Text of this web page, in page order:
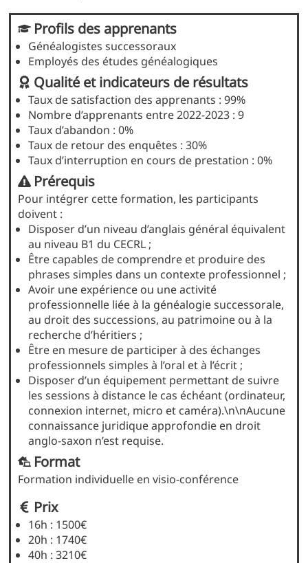
Profils des apprenants
Généalogistes successoraux
Employés des études généalogiques
Qualité et indicateurs de résultats
Taux de satisfaction des apprenants : 99%
Nombre d’apprenants entre 2022-2023 : 9
Taux d’abandon : 0%
Taux de retour des enquêtes : 30%
Taux d’interruption en cours de prestation : 0%
Prérequis
Pour intégrer cette formation, les participants
doivent :
Disposer d’un niveau d’anglais général équivalent
au niveau B1 du CECRL ;
Être capables de comprendre et produire des
phrases simples dans un contexte professionnel ;
Avoir une expérience ou une activité
professionnelle liée à la généalogie successorale,
au droit des successions, au patrimoine ou à la
recherche d’héritiers ;
Être en mesure de participer à des échanges
professionnels simples à l’oral et à l’écrit ;
Disposer d’un équipement permettant de suivre
les sessions à distance le cas échéant (ordinateur,
connexion internet, micro et caméra).\n\nAucune
connaissance juridique approfondie en droit
anglo-saxon n’est requise.
Format
Formation individuelle en visio-conférence
Prix
16h : 1500€
20h : 1740€
40h : 3210€